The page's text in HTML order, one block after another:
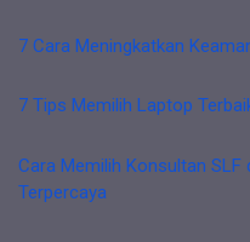
7 Cara Meningkatkan
7 Tips Memilih Laptop
Cara Memilih Konsultan SLF
Terpercaya